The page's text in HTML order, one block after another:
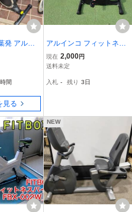
発 アルイ
スバイク
ク AFB72
ク間
見る
アルインコ フィットネス
バイク MG50780N トレ
ーニング ダイエット
現在 2,000円
送料未定
入札 - 残り 3日
NEW